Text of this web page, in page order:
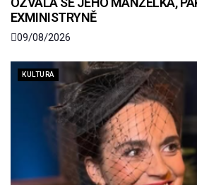
EXMINISTRYNĚ
09/08/2026
KULTURA